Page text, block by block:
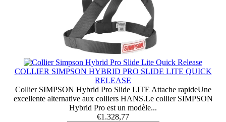
COLLIER SIMPSON HYBRID PRO SLIDE LITE QUICK
RELEASE
Collier SIMPSON Hybrid Pro Slide LITE Attache rapideUne
excellente alternative aux colliers HANS.Le collier SIMPSON
Hybrid Pro est un modèle...
€1.328,77